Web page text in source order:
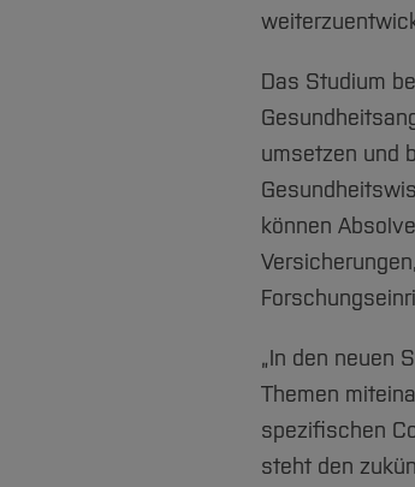
Das Studium
umsetzen und
können
„In den neuen
Themen
spezifischen
steht den